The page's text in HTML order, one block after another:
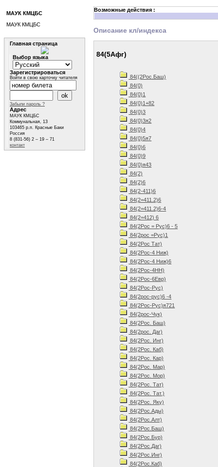
Возможные действия :
Описание кл/индекса
84(5Афг)
84((2Рос.Баш)
84(0)
84(0)1
84(0)1+82
84(0)3
84(0)3я2
84(0)4
84(0)5я7
84(0)6
84(0)9
84(0)я43
84(2)
84(2)6
84(2-411)6
84(2=411.2)6
84(2=411.2)6-4
84(2=412) 6
84(2Рос = Рус)6 - 5
84(2рос =Рус)1
84(2Рос Тат)
84(2Рос-4 Ниж)
84(2Рос-4 Ниж)6
84(2Рос-4НН)
84(2Рос-6Евр)
84(2Рос-Рус)
84(2рос-рус)6 -4
84(2Рос-Рус)я721
84(2рос-Чук)
84(2Рос. Баш)
84(2рос. Даг)
84(2Рос. Инг)
84(2Рос. Каб)
84(2Рос. Кар)
84(2Рос. Мар)
84(2Рос. Мор)
84(2Рос. Тат)
84(2Рос. Тат.)
84(2Рос. Яку)
84(2Рос.Ады)
84(2Рос.Алт)
84(2Рос.Баш)
84(2Рос.Бур)
84(2Рос.Даг)
84(2Рос.Инг)
84(2Рос.Каб)
МАУК КМЦБС
МАУК КМЦБС
Главная страница
Выбор языка
Зарегистрироваться
Войти в свою карточку читателя
Забыли пароль ?
Адрес
МАУК КМЦБС
Коммунальная, 13
103465 р.п. Красные Баки
Россия
8 (831-56) 2 – 19 – 71
контакт